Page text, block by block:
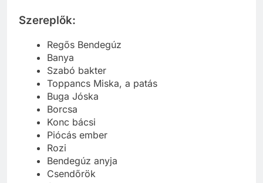
Szereplők:
Regős Bendegúz
Banya
Szabó bakter
Toppancs Miska, a patás
Buga Jóska
Borcsa
Konc bácsi
Piócás ember
Rozi
Bendegúz anyja
Csendőrök